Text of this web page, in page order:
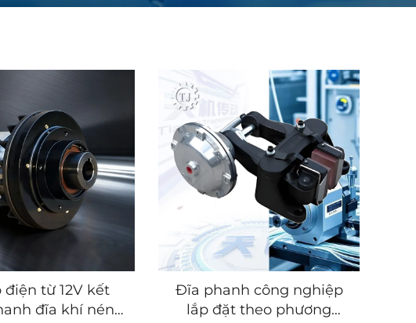
điện từ 12V kết
đĩa khí nén
Đĩa phanh công nghiệp
lắp đặt theo phương